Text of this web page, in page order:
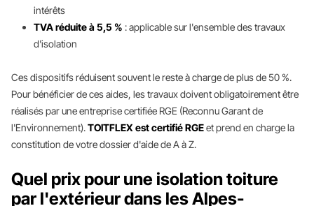
intérêts
TVA réduite à 5,5 % : applicable sur l'ensemble des travaux
d'isolation
Ces dispositifs réduisent souvent le reste à charge de plus de 50 %.
Pour bénéficier de ces aides, les travaux doivent obligatoirement être
réalisés par une entreprise certifiée RGE (Reconnu Garant de
l'Environnement).TOITFLEX est certifié RGEet prend en charge la
constitution de votre dossier d'aide de A à Z.
Quel prix pour une isolation toiture
par l'extérieur dans les Alpes-